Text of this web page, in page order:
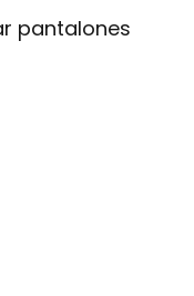
pantalones